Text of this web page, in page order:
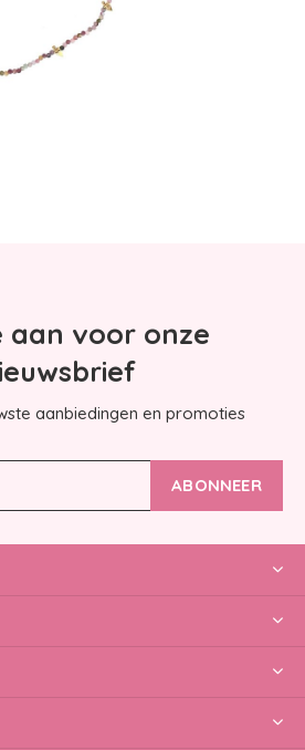
aan voor onze
aanbiedingen en promoties
ABONNEER